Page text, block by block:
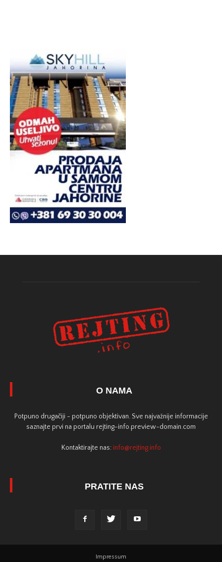
O NAMA
Potpuno drugačiji - potpuno objektivan. Sve najvažnije informacije
saznajte prvi na portalu rejting-info.preview-domain.com
Kontaktirajte nas: info@rejting.info
PRATITE NAS
Impressum